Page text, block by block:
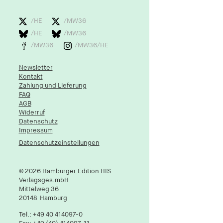
/HE
/MW36
/HE
/MW36
/MW36
/MW36/HE
Newsletter
Kontakt
Zahlung und Lieferung
FAQ
AGB
Widerruf
Datenschutz
Impressum
Datenschutzeinstellungen
© 2026 Hamburger Edition HIS
Verlagsges.mbH
Mittelweg 36
20148
Hamburg
Tel.: +49 40 414097-0
fe_typo_user
Name:
Anbieter:
hamburger-edition.de
Sitzung
fonts_loaded
fonts_loaded
Anbieter:
hamburger-edition.de
Cookie Laufzeit:
7 Tage